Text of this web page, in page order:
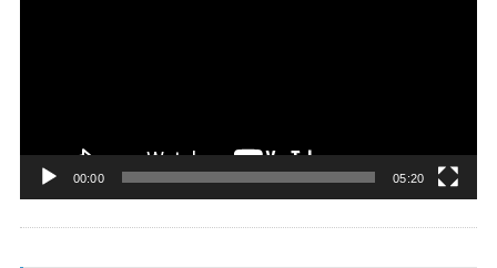
00:00 05:20